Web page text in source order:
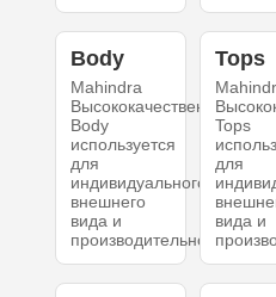
Body
Mahindra
Высококачественный
Body
используется
для
индивидуального
внешнего
вида и
производительности.
Tops
Tops
для
вида и